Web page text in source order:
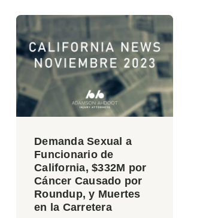
Demanda Sexual a
Funcionario de
California, $332M por
Cáncer Causado por
Roundup, y Muertes
en la Carretera